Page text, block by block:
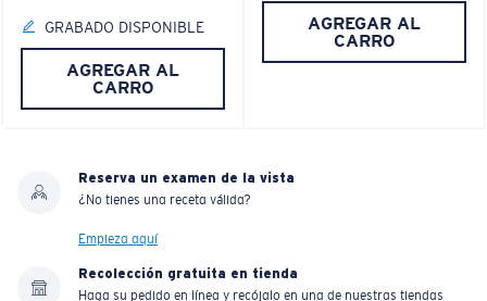
GRABADO DISPONIBLE
AGREGAR AL
CARRO
AGREGAR AL
CARRO
Reserva un examen de la vista
¿No tienes una receta válida?
Empieza aquí
Recolección gratuita en tienda
Haga su pedido en línea y recójalo en una de nuestras tiendas